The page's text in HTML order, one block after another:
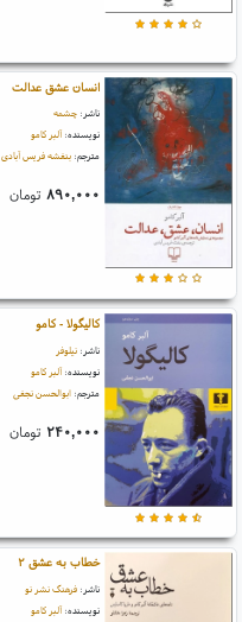
انسان عشق عدالت
ناشر: چشمه
نویسنده: آلبر کامو
مترجم: بنفشه فریس آبادی
۸۹۰,۰۰۰ تومان
کالیگولا - کامو
ناشر: نیلوفر
نویسنده: آلبر کامو
مترجم: ابوالحسن نجفی
۲۴۰,۰۰۰ تومان
خطاب به عشق ۲
ناشر: فرهنگ نشر نو
نویسنده: آلبر کامو